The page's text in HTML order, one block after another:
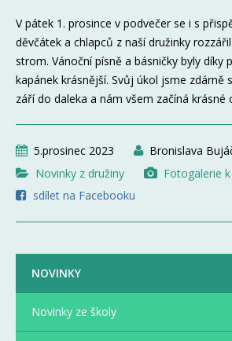
V pátek 1. prosince v podvečer se i s
děvčátek a chlapců z naší družinky
strom. Vánoční písně a básničky byly díky
kapánek krásnější. Svůj úkol jsme zdárně
září do daleka a nám všem začíná krásné
5.prosinec 2023
Bronislava
Novinky z družiny
Fotogalerie
sdílet na Facebooku
NOVINKY
Novinky ze školy